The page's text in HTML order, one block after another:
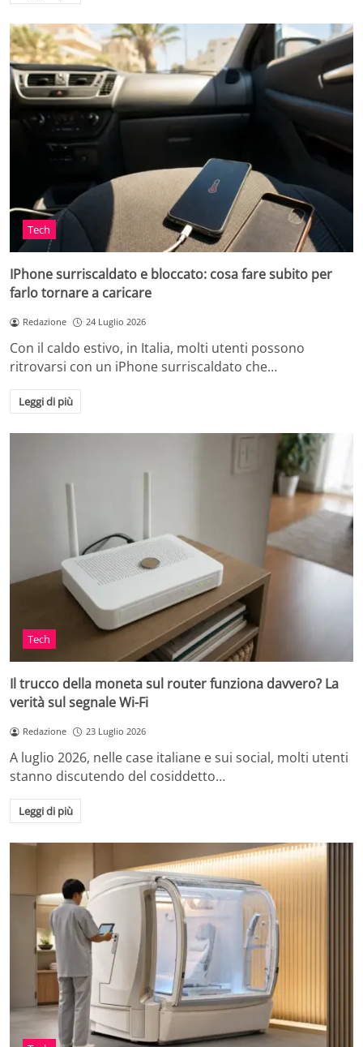
Tech
IPhone surriscaldato e bloccato: cosa fare subito per
farlo tornare a caricare
Redazione 24 Luglio 2026
Con il caldo estivo, in Italia, molti utenti possono
ritrovarsi con un iPhone surriscaldato che…
Leggi di più
Tech
Il trucco della moneta sul router funziona davvero? La
verità sul segnale Wi-Fi
Redazione 23 Luglio 2026
A luglio 2026, nelle case italiane e sui social, molti utenti
stanno discutendo del cosiddetto…
Leggi di più